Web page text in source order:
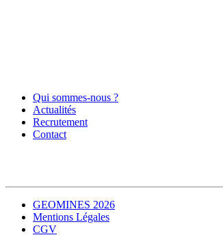
Qui sommes-nous ?
Actualités
Recrutement
Contact
GEOMINES 2026
Mentions Légales
CGV